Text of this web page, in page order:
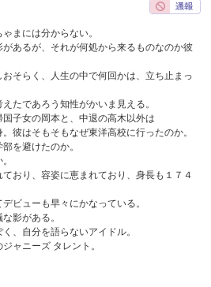
まには分からない。
あるが、それが何処から来るものなのか彼
そらく、人生の中で何回かは、立ち止まっ
たであろう知性がかいま見える。
国子女の岡本と、中退の高木以外は
彼はそもそもなぜ東洋高校に行ったのか。
を避けたのか。
おり、容姿に恵まれており、身長も１７４
ビューも早々にかなっている。
影がある。
、自分を語らないアイドル。
ャニーズ タレント。